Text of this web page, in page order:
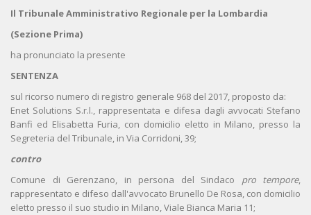
Il Tribunale Amministrativo Regionale per la Lombardia
(Sezione Prima)
ha pronunciato la presente
SENTENZA
sul ricorso numero di registro generale 968 del 2017, proposto da:
Enet Solutions S.r.l., rappresentata e difesa dagli avvocati Stefano
Banfi ed Elisabetta Furia, con domicilio eletto in Milano, presso la
Segreteria del Tribunale, in Via Corridoni, 39;
contro
Comune di Gerenzano, in persona del Sindaco pro tempore,
rappresentato e difeso dall'avvocato Brunello De Rosa, con domicilio
eletto presso il suo studio in Milano, Viale Bianca Maria 11;